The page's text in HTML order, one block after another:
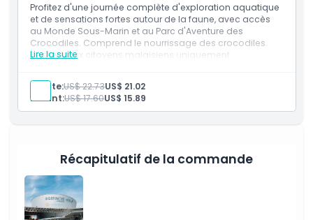
Comment échanger
Profitez d'une journée complète d'exploration aquatique
et de sensations fortes autour de la faune, avec accès
au Monde Sous-Marin et au Parc d'Aventure des
Crocodiles. Comprend le nourrissage des crocodiles.
Réservé aux citoyens malaisiens uniquement.
Lire la suite
Adulte:US$ 22.73US$ 21.02
Enfant:US$ 17.60US$ 15.89
Récapitulatif de la commande